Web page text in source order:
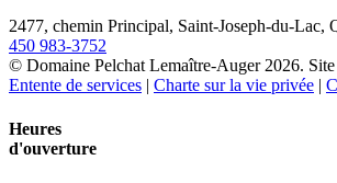
2477, chemin Principal, Saint-Joseph-du-Lac,
450 983-3752
© Domaine Pelchat Lemaître-Auger 2026.
Entente de services | Charte sur la vie privée |
Heures
d'ouverture